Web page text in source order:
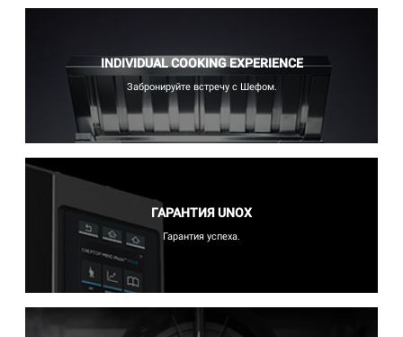
INDIVIDUAL COOKING EXPERIENCE
Забронируйте встречу с Шефом.
ГАРАНТИЯ UNOX
Гарантия успеха.